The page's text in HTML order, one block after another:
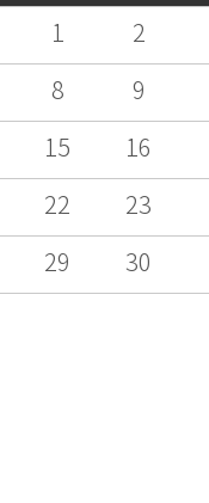
1 2
8 9
15 16
22 23
29 30